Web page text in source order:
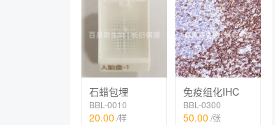
石蜡包埋
BBL-0010
20.00 /样
免疫组化IHC
BBL-0300
50.00 /张